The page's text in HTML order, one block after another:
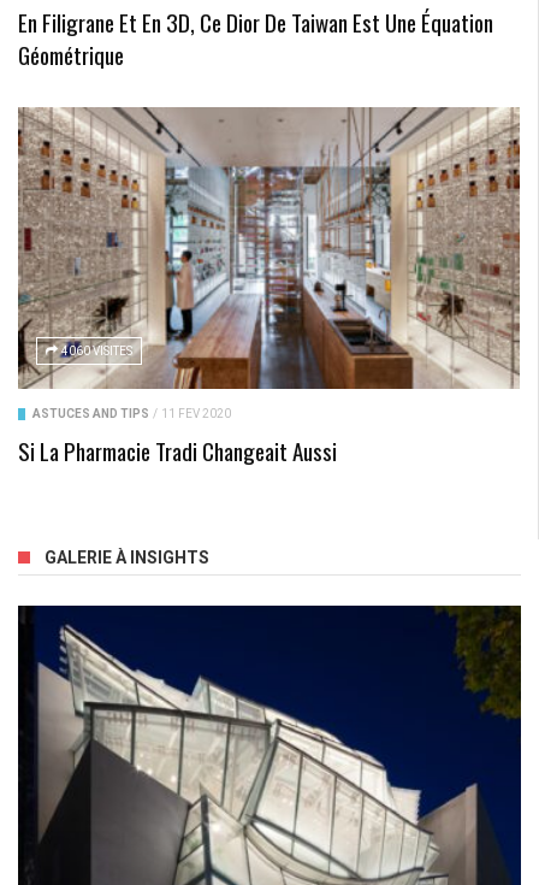
En Filigrane Et En 3D, Ce Dior De Taiwan Est Une Équation
Géométrique
4060 VISITES
ASTUCES AND TIPS / 11 FÉV 2020
Si La Pharmacie Tradi Changeait Aussi
GALERIE À INSIGHTS